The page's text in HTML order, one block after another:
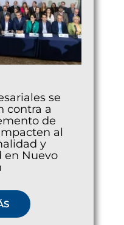
se
contra a
de
al
y
Nuevo